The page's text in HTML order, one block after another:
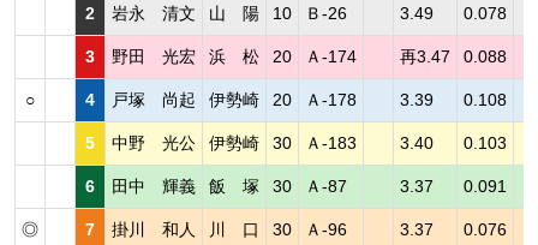
2 岩永 清文 山 陽 10 Ｂ-26 3.49 0.078
3 野田 光宏 浜 松 20 Ａ-174 再3.47 0.088
○ 4 戸塚 尚起 伊勢崎 20 Ａ-178 3.39 0.108
5 中野 光公 伊勢崎 30 Ａ-183 3.40 0.103
6 田中 輝義 飯 塚 30 Ａ-87 3.37 0.091
◎ 7 掛川 和人 川 口 30 Ａ-96 3.37 0.076